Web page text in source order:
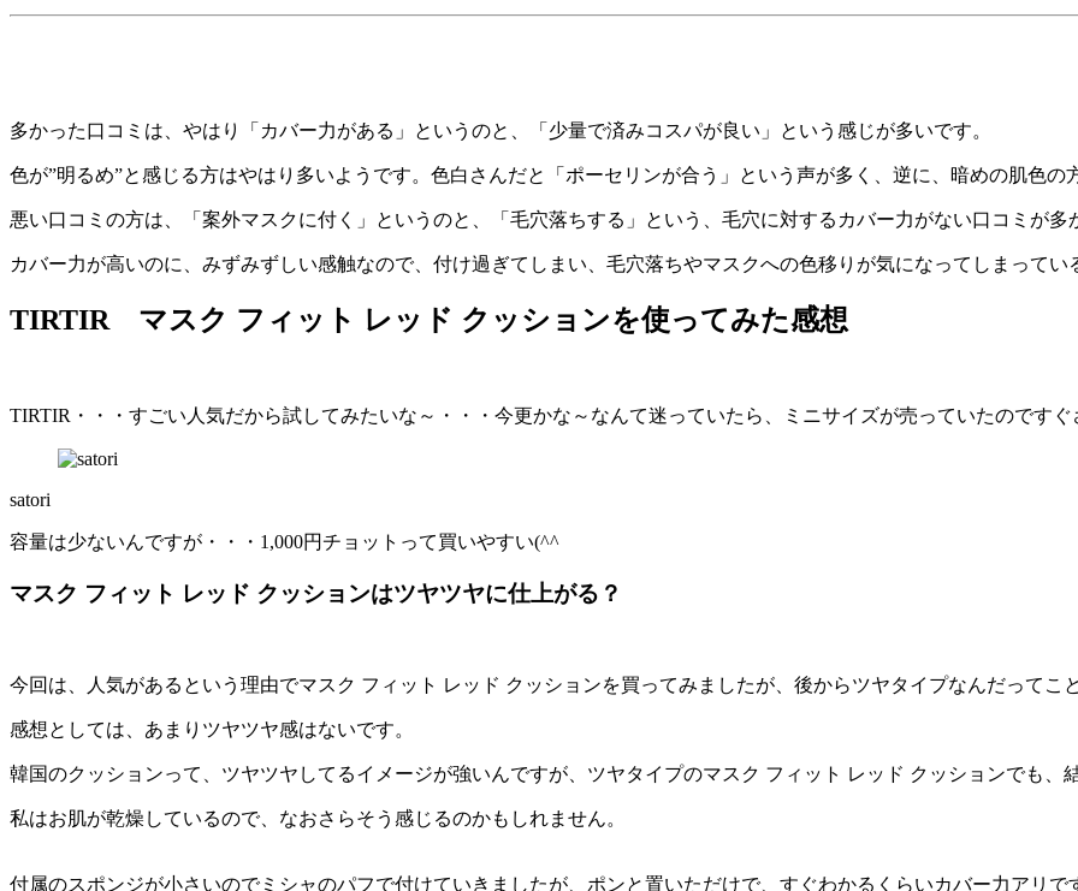
多かった口コミは、やはり「カバー力がある」というのと、「少量で済みコスパが良い」という感じが多いです。
色が”明るめ”と感じる方はやはり多いようです。 色白さんだと「ポーセリンが合う」という声が多く、逆に、暗めの肌色の
悪い口コミの方は、「案外マスクに付く」というのと、「毛穴落ちする」という、毛穴に対するカバー力がない口コミが多
カバー力が高いのに、みずみずしい感触なので、付け過ぎてしまい、毛穴落ちやマスクへの色移りが気になってしまってい
TIRTIR マスク フィット レッド クッションを使ってみた感想
TIRTIR・・・すごい人気だから試してみたいな～・・・今更かな～なんて迷っていたら、ミニサイズが売っていたのですぐ
satori
容量は少ないんですが・・・1,000円チョットって買いやすい(^^
マスク フィット レッド クッションはツヤツヤに仕上がる？
今回は、人気があるという理由でマスク フィット レッド クッションを買ってみましたが、後からツヤタイプなんだってこ
感想としては、 あまりツヤツヤ感はないです。
韓国のクッションって、ツヤツヤしてるイメージが強いんですが、ツヤタイプのマスク フィット レッド クッションでも、
私はお肌が乾燥しているので、なおさらそう感じるのかもしれません。
付属のスポンジが小さいのでミシャのパフで付けていきましたが、ポンと置いただけで、すぐわかるくらいカバー力アリで